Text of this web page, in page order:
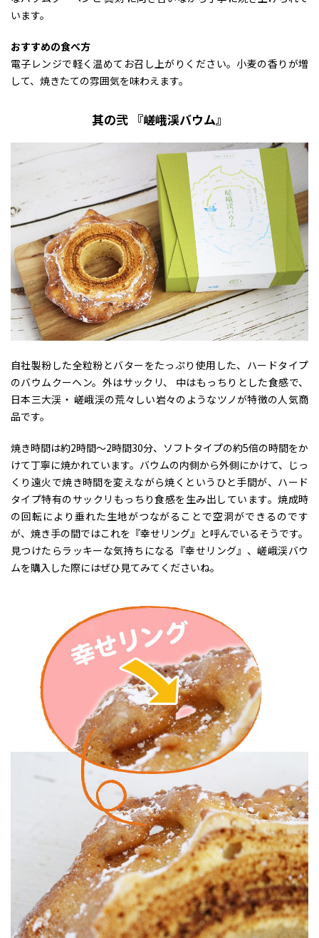
います。
おすすめの食べ方
電子レンジで軽く温めてお召し上がりください。小麦の香りが増
して、焼きたての雰囲気を味わえます。
其の弐 『嵯峨渓バウム』
自社製粉した全粒粉とバターをたっぷり使用した、ハードタイプ
のバウムクーヘン。外はサックリ、 中はもっちりとした食感で、
日本三大渓・ 嵯峨渓の荒々しい岩々のようなツノが特徴の人気商
品です。
焼き時間は約2時間～2時間30分、ソフトタイプの約5倍の時間をか
けて丁寧に焼かれています。バウムの内側から外側にかけて、じっ
くり遠火で焼き時間を変えながら焼くというひと手間が、ハード
タイプ特有のサックリもっちり食感を生み出しています。焼成時
の回転により垂れた生地がつながることで空洞ができるのです
が、焼き手の間ではこれを『幸せリング』と呼んでいるそうです。
見つけたらラッキーな気持ちになる『幸せリング』、嵯峨渓バウ
ムを購入した際にはぜひ見てみてくださいね。